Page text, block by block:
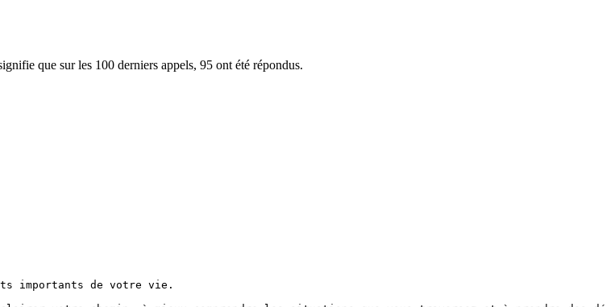
que sur les 100 derniers appels, 95 ont été répondus.
importants de votre vie.